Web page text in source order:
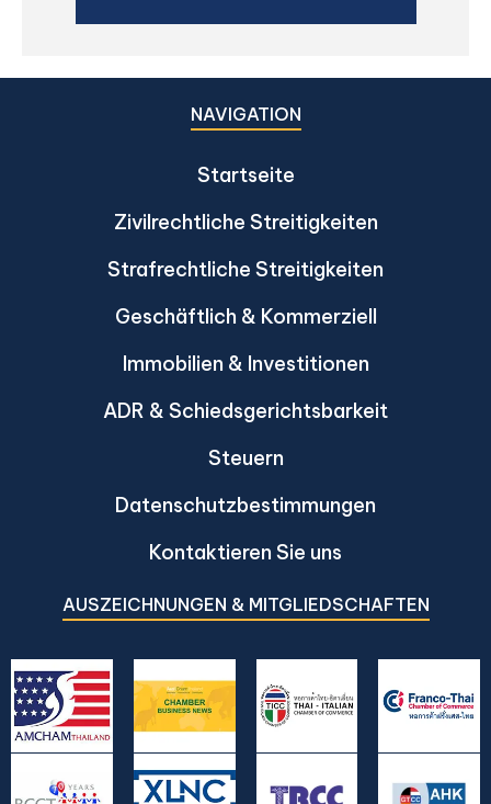
NAVIGATION
Startseite
Zivilrechtliche Streitigkeiten
Strafrechtliche Streitigkeiten
Geschäftlich & Kommerziell
Immobilien & Investitionen
ADR & Schiedsgerichtsbarkeit
Steuern
Datenschutzbestimmungen
Kontaktieren Sie uns
AUSZEICHNUNGEN & MITGLIEDSCHAFTEN